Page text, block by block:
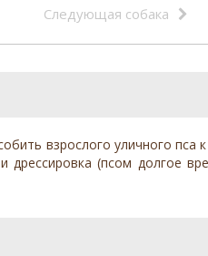
Следующая собака
взрослого уличного пса
(псом долгое